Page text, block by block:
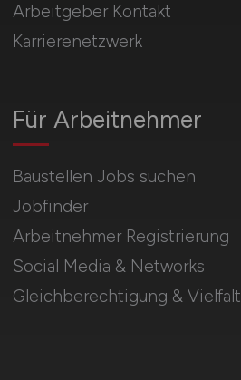
Für Arbeitnehmer
Baustellen Jobs suchen
Jobfinder
Arbeitnehmer Registrierung
Social Media & Networks
Gleichberechtigung & Vielfalt
Arbeitgeber Kontakt
Karrierenetzwerk